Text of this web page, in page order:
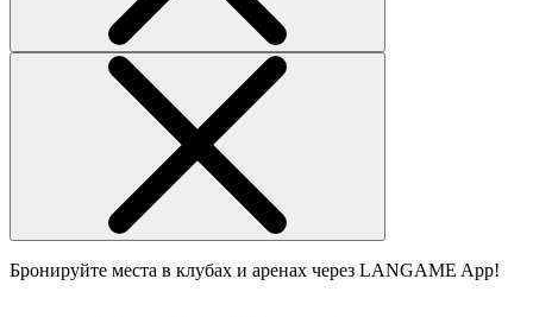
Бронируйте места в клубах и аренах через LANGAME App!